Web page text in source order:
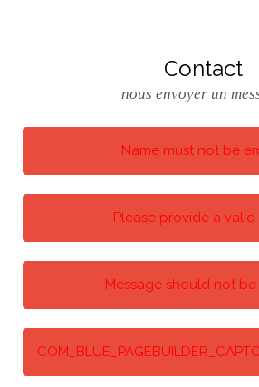
Contact
nous envoyer un
Name must not be
Please provide a valid
Message should not